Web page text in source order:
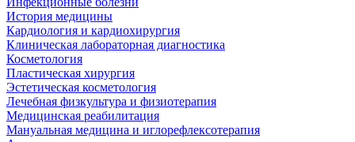
История медицины
Кардиология и кардиохирургия
Клиническая лабораторная диагностика
Косметология
Пластическая хирургия
Эстетическая косметология
Лечебная физкультура и физиотерапия
Медицинская реабилитация
Мануальная медицина и иглорефлексотерапия